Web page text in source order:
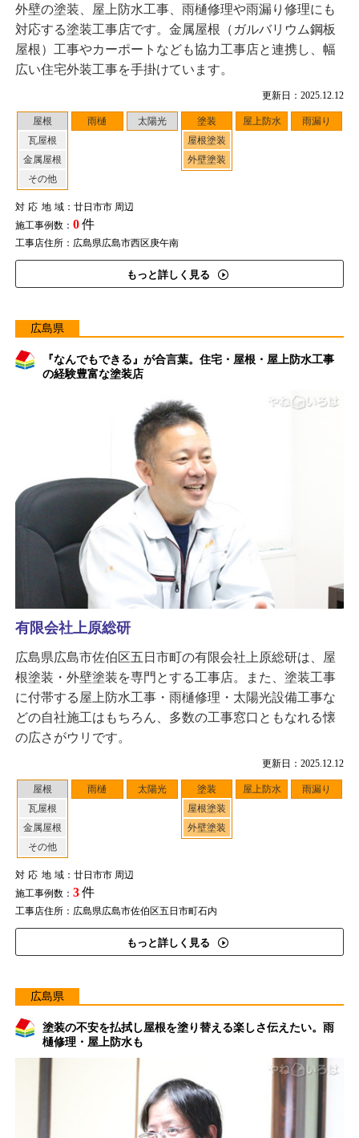
更新日：2025.12.12
屋根
瓦屋根
金属屋根
その他
雨樋 太陽光
塗装
屋根塗装
外壁塗装
屋上防水 雨漏り
対応地域：廿日市市 周辺
施工事例数： 0件
工事店住所：広島県広島市西区庚午南
もっと詳しく見る
外壁の塗装、屋上防水工事、雨樋修理や雨漏り修理にも
対応する塗装工事店です。金属屋根（ガルバリウム鋼板
屋根）工事やカーポートなども協力工事店と連携し、幅
広い住宅外装工事を手掛けています。
広島県
『なんでもできる』が合言葉。住宅・屋根・屋上防水工事
の経験豊富な塗装店
更新日：2025.12.12
屋根
瓦屋根
金属屋根
その他
雨樋 太陽光
塗装
屋根塗装
外壁塗装
屋上防水 雨漏り
対応地域：廿日市市 周辺
施工事例数： 3件
工事店住所：広島県広島市佐伯区五日市町石内
もっと詳しく見る
有限会社上原総研
広島県広島市佐伯区五日市町の有限会社上原総研は、屋
根塗装・外壁塗装を専門とする工事店。また、塗装工事
に付帯する屋上防水工事・雨樋修理・太陽光設備工事な
どの自社施工はもちろん、多数の工事窓口ともなれる懐
の広さがウリです。
広島県
塗装の不安を払拭し屋根を塗り替える楽しさ伝えたい。雨
樋修理・屋上防水も